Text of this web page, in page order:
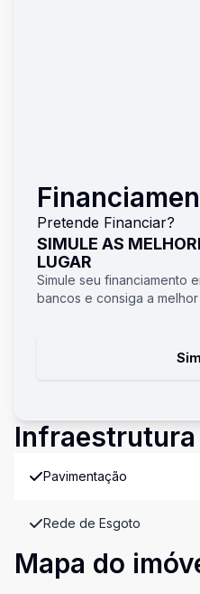
Pretende Financiar?
SIMULE AS
LUGAR
Simule seu financiamento
bancos e consiga a
Infraestrutura
Pavimentação
Rede de Esgoto
Mapa do